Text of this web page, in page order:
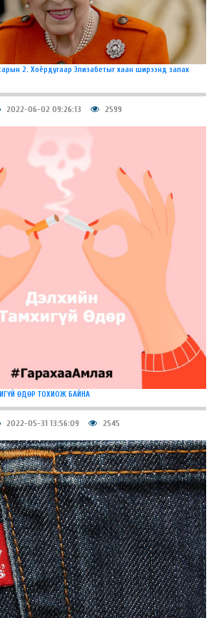
2. Хоёрдугаар Элизабетыг хаан ширээнд залах
2022-06-02 09:26:13 2599
ӨДӨР ТОХИОЖ БАЙНА
2022-05-31 13:56:09 2545